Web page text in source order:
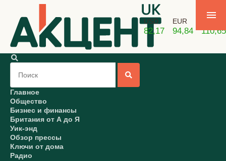
USD
82,17
EUR
94,84 110,65
Главное
Общество
Бизнес и финансы
Британия от А до Я
Уик-энд
Обзор прессы
Ключи от дома
Радио